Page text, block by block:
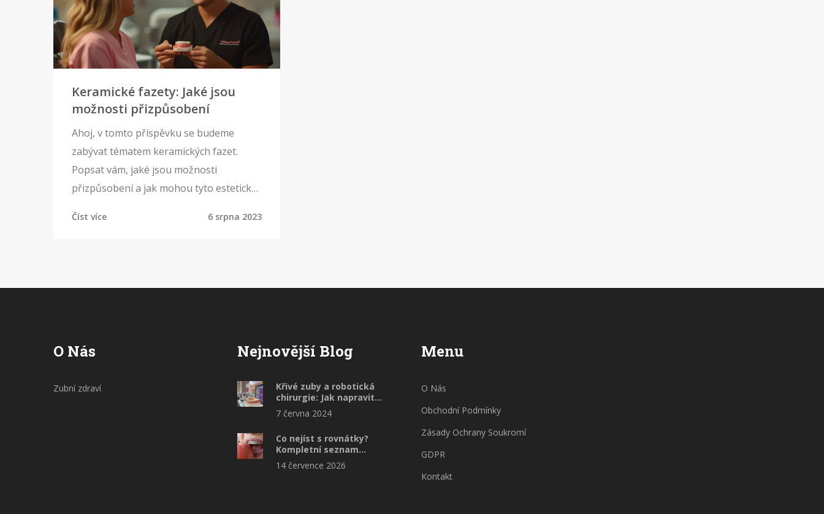
Keramické fazety: Jaké jsou
možnosti přizpůsobení
Ahoj, v tomto příspěvku se budeme
zabývat tématem keramických fazet.
Popsat vám, jaké jsou možnosti
přizpůsobení a jak mohou tyto estetické
způsob, jak zvýšit svou sebedůvěru a cítit
Číst více 6 srpna 2023
O Nás
Zubní zdraví
Nejnovější Blog
Křivé zuby a robotická
chirurgie: Jak napravit
úsměv moderními
technologiemi
7 června 2024
Co nejíst s rovnátky?
Kompletní seznam
zakázaných potravin a tipy
pro ochranu zubů
14 července 2026
Menu
O Nás
Obchodní Podmínky
Zásady Ochrany Soukromí
GDPR
Kontakt